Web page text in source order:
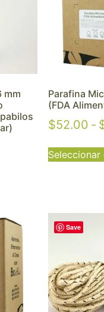
mm
Parafina
(FDA
$52.00 -
Save